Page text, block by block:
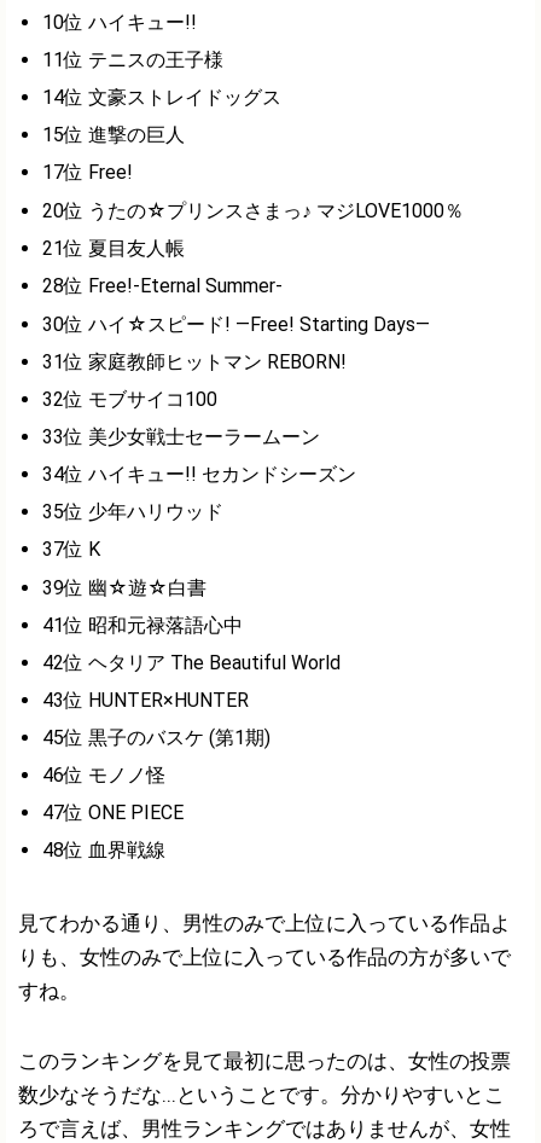
10位 ハイキュー!!
11位 テニスの王子様
14位 文豪ストレイドッグス
15位 進撃の巨人
17位 Free!
20位 うたの☆プリンスさまっ♪ マジLOVE1000％
21位 夏目友人帳
28位 Free!-Eternal Summer-
30位 ハイ☆スピード! ―Free! Starting Days―
31位 家庭教師ヒットマン REBORN!
32位 モブサイコ100
33位 美少女戦士セーラームーン
34位 ハイキュー!! セカンドシーズン
35位 少年ハリウッド
37位 K
39位 幽☆遊☆白書
41位 昭和元禄落語心中
42位 ヘタリア The Beautiful World
43位 HUNTER×HUNTER
45位 黒子のバスケ (第1期)
46位 モノノ怪
47位 ONE PIECE
48位 血界戦線
見てわかる通り、男性のみで上位に入っている作品よ
りも、女性のみで上位に入っている作品の方が多いで
すね。
このランキングを見て最初に思ったのは、女性の投票
数少なそうだな...ということです。分かりやすいとこ
ろで言えば、男性ランキングではありませんが、女性